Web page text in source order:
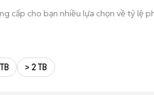
cấp cho bạn nhiều lựa chọn về tỷ lệ
máy trên tay, test kỹ càng để tránh
> 2 TB